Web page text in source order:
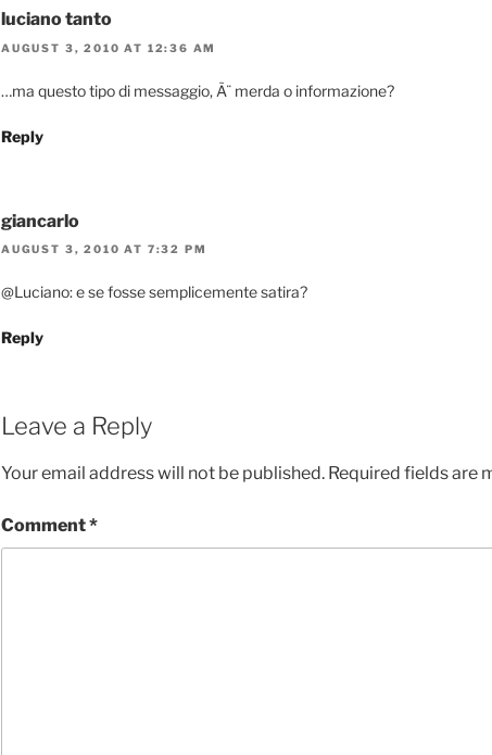
luciano tanto
AUGUST 3, 2010 AT 12:36 AM
…ma questo tipo di messaggio, Ã¨ merda o informazione?
Reply
giancarlo
AUGUST 3, 2010 AT 7:32 PM
@Luciano: e se fosse semplicemente satira?
Reply
Leave a Reply
Your email address will not be published. Required fields are
Comment*